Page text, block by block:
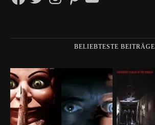
BELIEBTESTE BEITRÄGE